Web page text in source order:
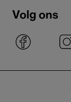
Volg ons